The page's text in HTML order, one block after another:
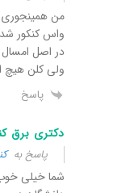
من
واس کنکور
در اصل
ولی کلن هیچ
پاسخ
دکتری برق
پاسخ به
شما خیلی